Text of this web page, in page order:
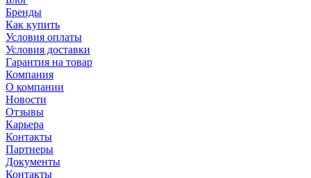
Бренды
Как купить
Условия оплаты
Условия доставки
Гарантия на товар
Компания
О компании
Новости
Отзывы
Карьера
Контакты
Партнеры
Документы
Контакты